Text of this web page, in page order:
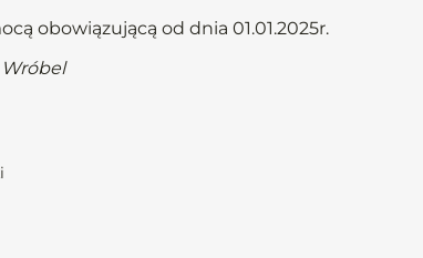
obowiązującą od dnia 01.01.2025r.